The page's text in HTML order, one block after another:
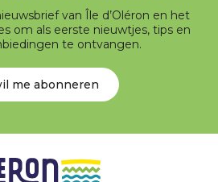
van Île d’Oléron en het
om als eerste nieuwtjes, tips en
te ontvangen.
me abonneren